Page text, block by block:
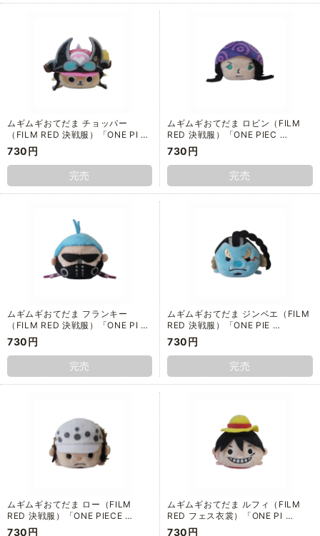
ムギムギおてだま チョッパー
（FILM RED 決戦服）「ONE PI …
730円
完売
ムギムギおてだま ロビン（FILM
RED 決戦服）「ONE PIEC …
730円
完売
ムギムギおてだま フランキー
（FILM RED 決戦服）「ONE PI …
730円
完売
ムギムギおてだま ジンベエ（FILM
RED 決戦服）「ONE PIE …
730円
完売
ムギムギおてだま ロー（FILM
RED 決戦服）「ONE PIECE …
730円
ムギムギおてだま ルフィ（FILM
RED フェス衣裳）「ONE PI …
730円